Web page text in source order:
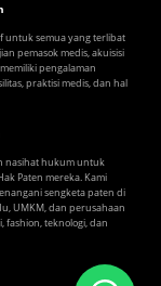
untuk semua yang terlibat
pemasok medis, akuisisi
pengalaman
praktisi medis, dan hal
nasihat hukum untuk
Paten mereka. Kami
sengketa paten di
UMKM, dan perusahaan
fashion, teknologi, dan